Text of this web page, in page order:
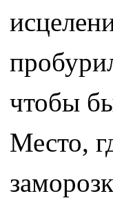
чтобы
Место,